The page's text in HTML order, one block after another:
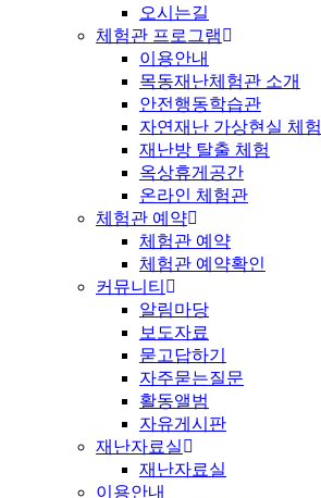
오시는길
체험관 프로그램
이용안내
목동재난체험관 소개
안전행동학습관
자연재난 가상현실 체험
재난방 탈출 체험
옥상휴게공간
온라인 체험관
체험관 예약
체험관 예약
체험관 예약확인
커뮤니티
알림마당
보도자료
묻고답하기
자주묻는질문
활동앨범
자유게시판
재난자료실
재난자료실
이용안내